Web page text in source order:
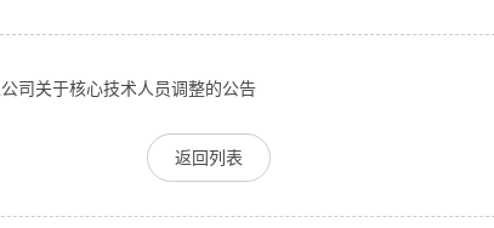
司关于核心技术人员调整的公告
返回列表